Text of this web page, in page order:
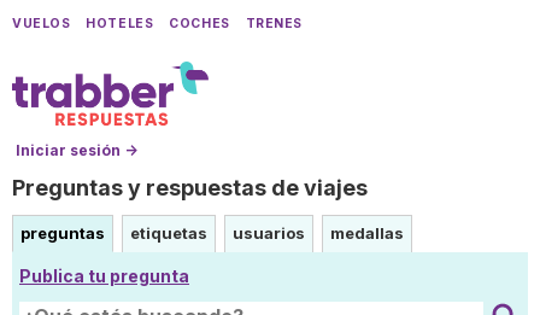
VUELOS HOTELES COCHES TRENES
Iniciar sesión →
Preguntas y respuestas de viajes
preguntas etiquetas usuarios medallas
Publica tu pregunta